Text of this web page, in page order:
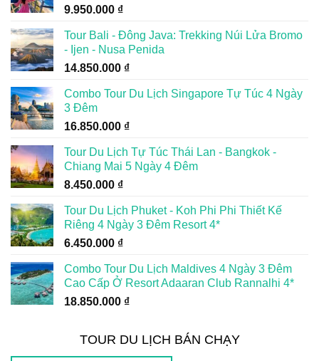
9.950.000 ₫
Tour Bali - Đông Java: Trekking Núi Lửa Bromo
- Ijen - Nusa Penida
14.850.000 ₫
Combo Tour Du Lịch Singapore Tự Túc 4 Ngày
3 Đêm
16.850.000 ₫
Tour Du Lịch Tự Túc Thái Lan - Bangkok -
Chiang Mai 5 Ngày 4 Đêm
8.450.000 ₫
Tour Du Lịch Phuket - Koh Phi Phi Thiết Kế
Riêng 4 Ngày 3 Đêm Resort 4*
6.450.000 ₫
Combo Tour Du Lịch Maldives 4 Ngày 3 Đêm
Cao Cấp Ở Resort Adaaran Club Rannalhi 4*
18.850.000 ₫
TOUR DU LỊCH BÁN CHẠY